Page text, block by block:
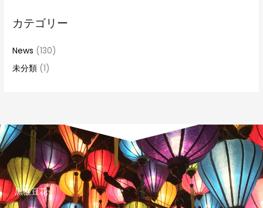
カテゴリー
News (130)
未分類 (1)
黒猫豆花